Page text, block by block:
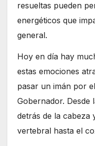
resueltas pueden
energéticos que
general.
Hoy en día hay
estas emociones
pasar un imán por
Gobernador.
detrás de la cabeza
vertebral hasta el